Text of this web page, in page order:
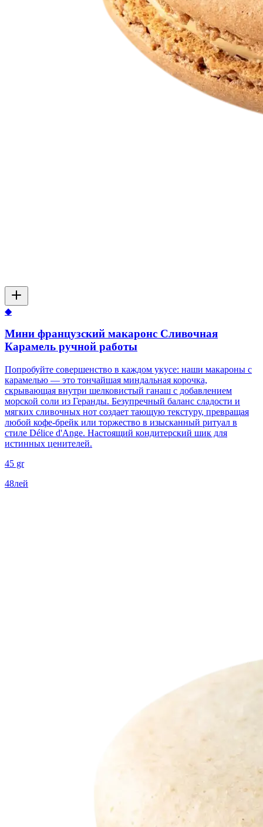
◆
Мини французский макаронс Сливочная
Карамель ручной работы
Попробуйте совершенство в каждом укусе: наши макароны с
карамелью — это тончайшая миндальная корочка,
скрывающая внутри шелковистый ганаш с добавлением
морской соли из Геранды. Безупречный баланс сладости и
мягких сливочных нот создает тающую текстуру, превращая
любой кофе-брейк или торжество в изысканный ритуал в
стиле Délice d'Ange. Настоящий кондитерский шик для
истинных ценителей.
45 gr
48лей